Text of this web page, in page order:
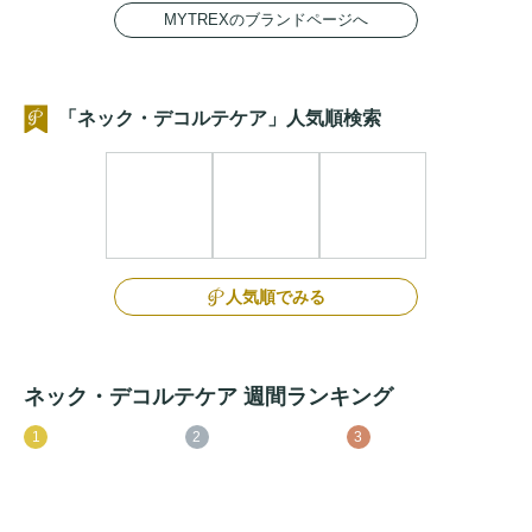
MYTREXのブランドページへ
「ネック・デコルテケア」人気順検索
人気順でみる
ネック・デコルテケア 週間ランキング
1 2 3